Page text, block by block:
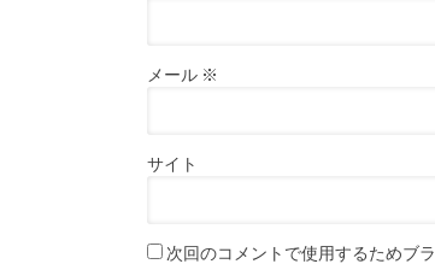
メール ※
サイト
次回のコメントで使用するためブ